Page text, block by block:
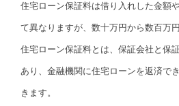
住宅ローン保証料は借り入れした金額
て異なりますが、数十万円から数百万
住宅ローン保証料とは、保証会社と保
あり、金融機関に住宅ローンを返済で
きます。